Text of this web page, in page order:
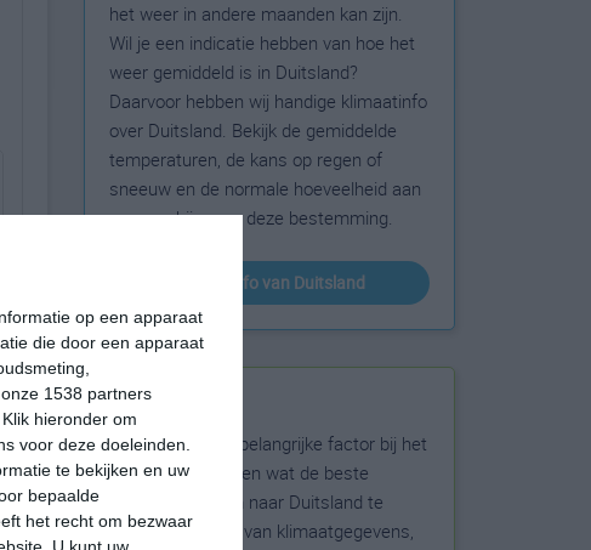
op een apparaat
die door een apparaat
1538 partners
hieronder om
voor deze doeleinden.
te bekijken en uw
bepaalde
het recht om bezwaar
het weer in andere maanden kan zijn.
Wil je een indicatie hebben van hoe het
weer gemiddeld is in Duitsland?
Daarvoor hebben wij handige klimaatinfo
over Duitsland. Bekijk de gemiddelde
temperaturen, de kans op regen of
sneeuw en de normale hoeveelheid aan
zonneschijn voor deze bestemming.
klimaatinfo van Duitsland
Beste reistijd
Het weer is een belangrijke factor bij het
reizen. Wil je weten wat de beste
maanden zijn om naar Duitsland te
reizen? Op basis van klimaatgegevens,